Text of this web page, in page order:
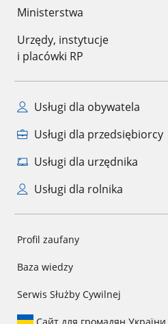
Ministerstwa
Urzędy, instytucje
i placówki RP
Usługi dla obywatela
Usługi dla przedsiębiorcy
Usługi dla urzędnika
Usługi dla rolnika
Profil zaufany
Baza wiedzy
Serwis Służby Cywilnej